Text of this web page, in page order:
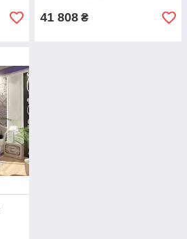
41 808 ₴